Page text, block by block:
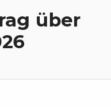
über